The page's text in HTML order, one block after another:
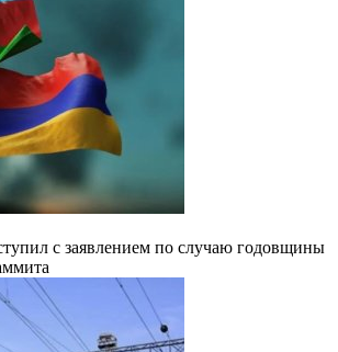
с заявлением по случаю годовщины